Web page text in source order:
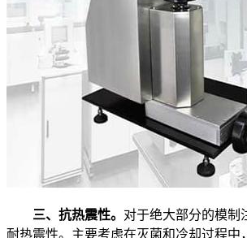
三、抗热震性。 对于绝大部分的模制
耐热震性。主要考虑在灭菌和冷却过程中